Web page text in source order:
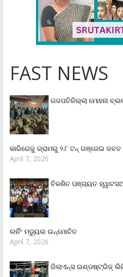
FAST NEWS
ଗଜପତିଜିଲ୍ଲା ମୋହନା
କାରିଗେଜୁ ଗ୍ରାମରୁ ୨.୮ ଟନ୍ ଗଞ୍ଜେଇ ଜବତ
April 7, 2026
ବିକଶିତ ପଞ୍ଚାୟତ
ଲର୍ନିଂ ମଡ୍ୟୁଲ ଉନ୍ମୋଚିତ
April 7, 2026
ରିଲାଏନ୍‌ସ ଇଣ୍ଡଷ୍ଟ୍ରିଜ୍